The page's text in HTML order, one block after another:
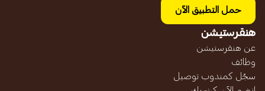
حمل التطبيق الآن
هنقرستيشن
عن هنقرستيشن
وظائف
سجّل كمندوب توصيل